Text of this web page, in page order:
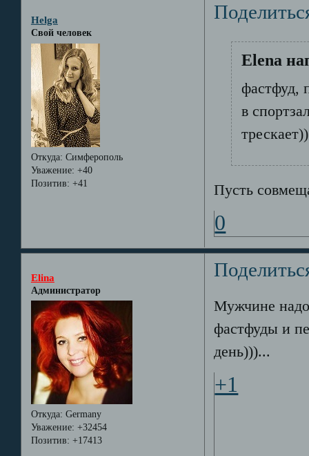
Helga
Свой человек
Откуда: Симферополь
Уважение: +40
Позитив: +41
Elena
фастфуд,
в
трескает))
Пусть
0
Elina
Администратор
Откуда: Germany
Уважение: +32454
Позитив: +17413
Мужчине надо
фастфуды и
день)))...
+1